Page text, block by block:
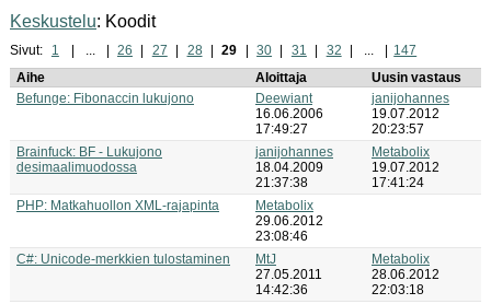
Keskustelu: Koodit
Sivut: 1 ... 26 27 28 29 30 31 32 ...
147
Aihe
Aloittaja
Uusin vastaus
Befunge: Fibonaccin lukujono
Deewiant
16.06.2006
17:49:27
janijohannes
19.07.2012
20:23:57
Brainfuck: BF - Lukujono
desimaalimuodossa
janijohannes
18.04.2009
21:37:38
Metabolix
19.07.2012
17:41:24
PHP: Matkahuollon XML-rajapinta
Metabolix
29.06.2012
23:08:46
C#: Unicode-merkkien tulostaminen
MtJ
27.05.2011
14:42:36
Metabolix
28.06.2012
22:03:18